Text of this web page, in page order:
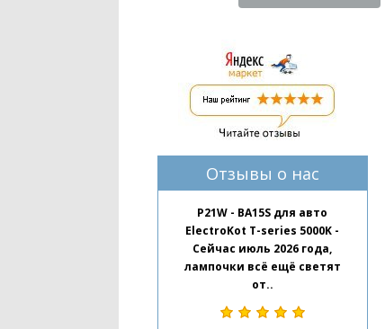
Отзывы о нас
P21W - BA15S для авто
ElectroKot T-series 5000K -
Сейчас июль 2026 года,
лампочки всё ещё светят
от..